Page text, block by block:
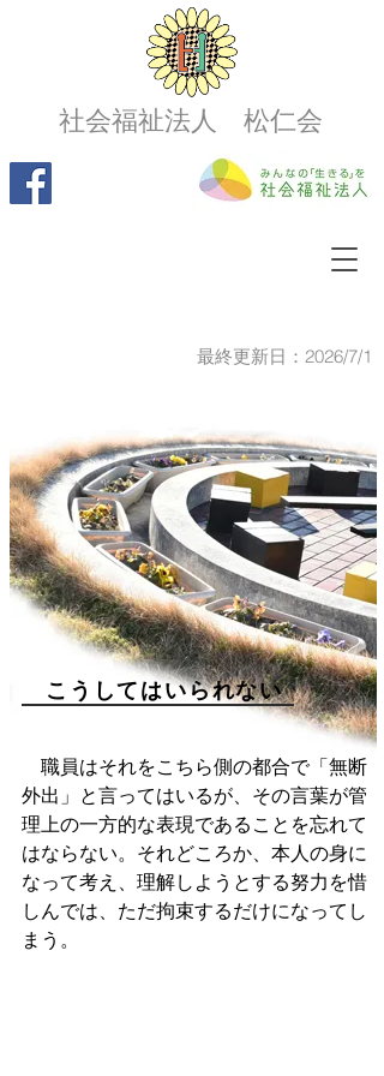
社会福祉法人 松仁会
最終更新日：2026/7/1
こうしてはいられない
職員はそれをこちら側の都合で「無断
外出」と言ってはいるが、その言葉が管
理上の一方的な表現であることを忘れて
はならない。それどころか、本人の身に
なって考え、理解しようとする努力を惜
しんでは、ただ拘束するだけになってし
まう。